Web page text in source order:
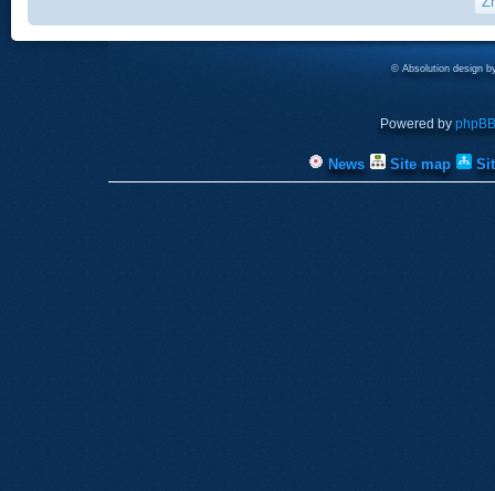
© Absolution design
Powered by phpBB
News Site map